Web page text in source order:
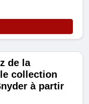
de la
collection
à partir